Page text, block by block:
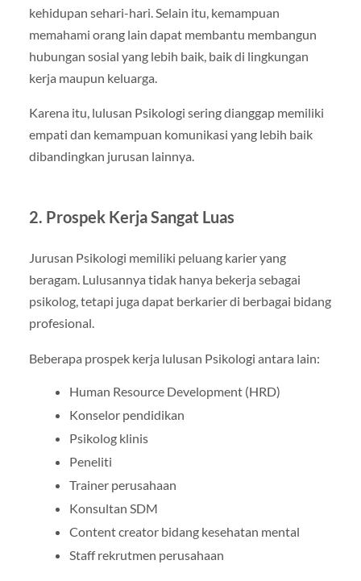
kehidupan sehari-hari. Selain itu, kemampuan
memahami orang lain dapat membantu membangun
hubungan sosial yang lebih baik, baik di lingkungan
kerja maupun keluarga.
Karena itu, lulusan Psikologi sering dianggap memiliki
empati dan kemampuan komunikasi yang lebih baik
dibandingkan jurusan lainnya.
2. Prospek Kerja Sangat Luas
Jurusan Psikologi memiliki peluang karier yang
beragam. Lulusannya tidak hanya bekerja sebagai
psikolog, tetapi juga dapat berkarier di berbagai bidang
profesional.
Beberapa prospek kerja lulusan Psikologi antara lain:
Human Resource Development (HRD)
Konselor pendidikan
Psikolog klinis
Peneliti
Trainer perusahaan
Konsultan SDM
Content creator bidang kesehatan mental
Staff rekrutmen perusahaan